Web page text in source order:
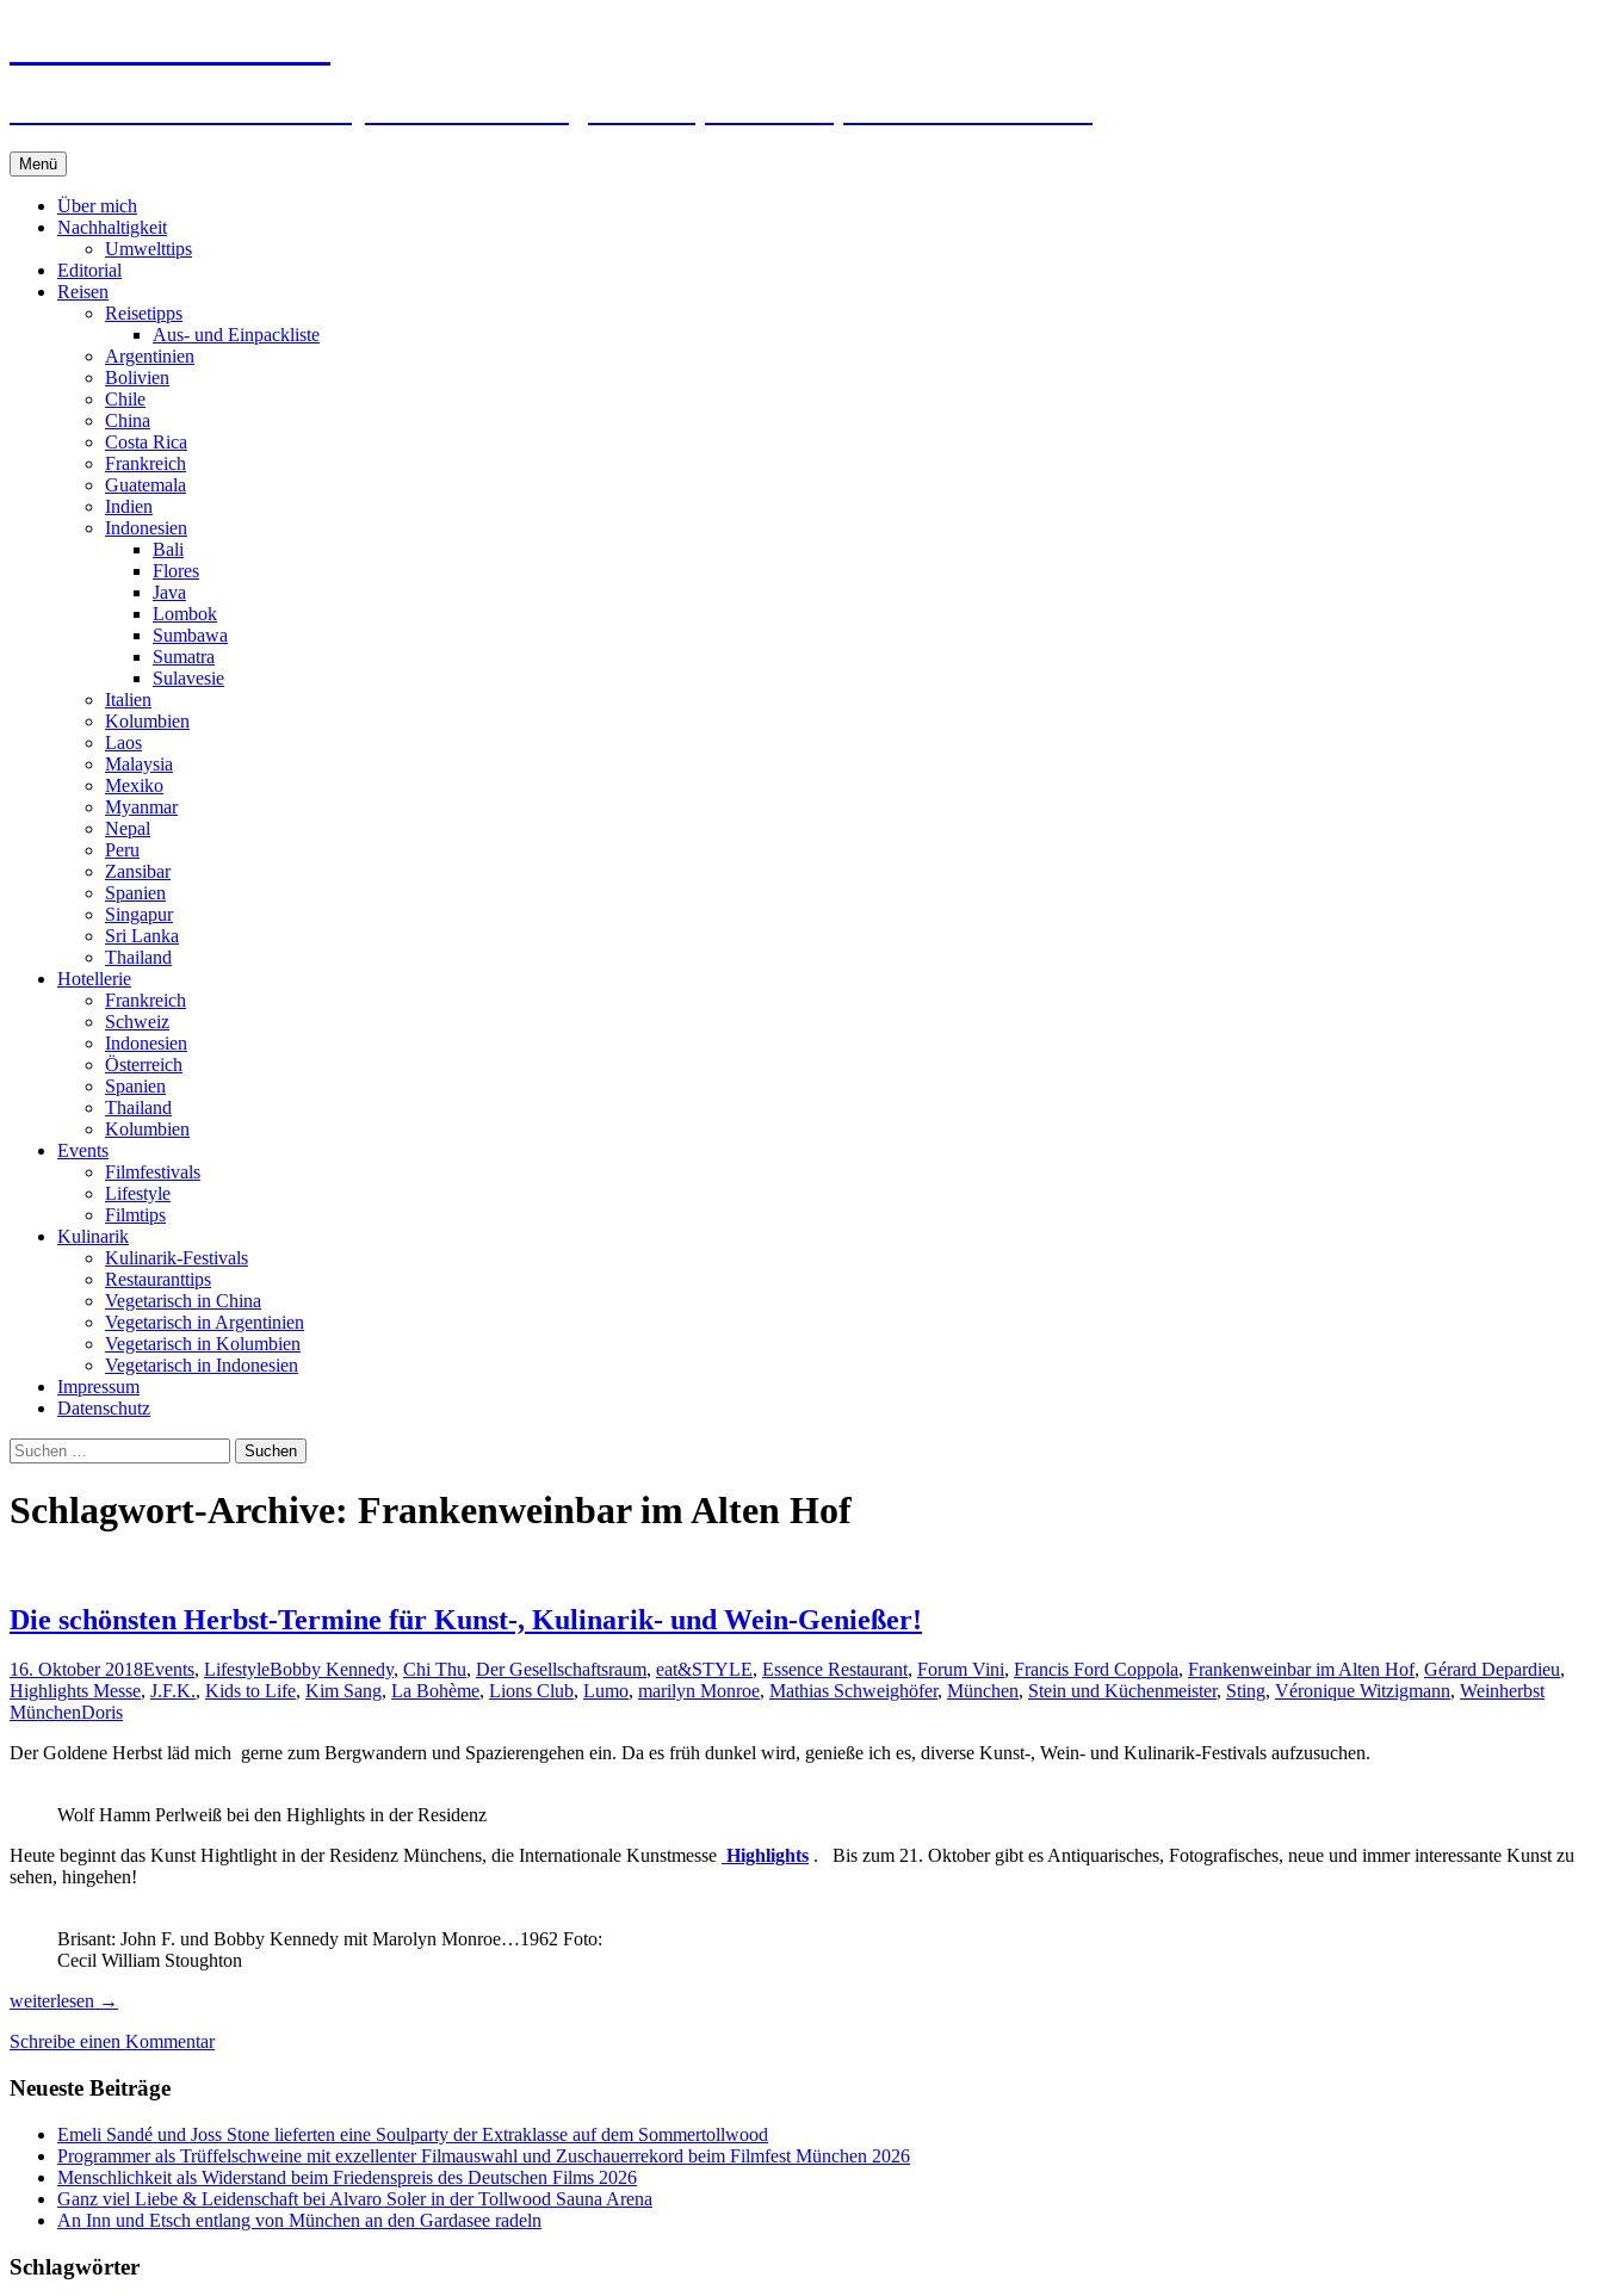
Menü Springe
zum
Inhalt
Über mich
Nachhaltigkeit
Umwelttips
Editorial
Reisen
Reisetipps
Aus- und Einpackliste
Argentinien
Bolivien
Chile
China
Costa Rica
Frankreich
Guatemala
Indien
Indonesien
Bali
Flores
Java
Lombok
Sumbawa
Sumatra
Sulavesie
Italien
Kolumbien
Laos
Malaysia
Mexiko
Myanmar
Nepal
Peru
Zansibar
Spanien
Singapur
Sri Lanka
Thailand
Hotellerie
Frankreich
Schweiz
Indonesien
Österreich
Spanien
Thailand
Kolumbien
Events
Filmfestivals
Lifestyle
Filmtips
Kulinarik
Kulinarik-Festivals
Restauranttips
Vegetarisch in China
Vegetarisch in Argentinien
Vegetarisch in Kolumbien
Vegetarisch in Indonesien
Impressum
Datenschutz
Suchen
nach:
Schlagwort-Archive: Frankenweinbar im Alten Hof
Die schönsten Herbst-Termine für Kunst-, Kulinarik- und Wein-Genießer!
16. Oktober 2018Events, LifestyleBobby Kennedy, Chi Thu, Der Gesellschaftsraum, eat&STYLE, Essence Restaurant, Forum Vini, Francis Ford Coppola, Frankenweinbar im Alten Hof, Gérard Depardieu,
Highlights Messe, J.F.K., Kids to Life, Kim Sang, La Bohème, Lions Club, Lumo, marilyn Monroe, Mathias Schweighöfer, München, Stein und Küchenmeister, Sting, Véronique Witzigmann, Weinherbst
MünchenDoris
Der Goldene Herbst läd mich gerne zum Bergwandern und Spazierengehen ein. Da es früh dunkel wird, genieße ich es, diverse Kunst-, Wein- und Kulinarik-Festivals aufzusuchen.
Wolf Hamm Perlweiß bei den Highlights in der Residenz
Heute beginnt das Kunst Hightlight in der Residenz Münchens, die Internationale Kunstmesse Highlights . Bis zum 21. Oktober gibt es Antiquarisches, Fotografisches, neue und immer interessante Kunst zu
sehen, hingehen!
Brisant: John F. und Bobby Kennedy mit Marolyn Monroe…1962 Foto:
Cecil William Stoughton
Die
Herbst-
für
Kulinarik-
Wein-
Genießer!
weiterlesen →
Schreibe einen Kommentar
Neueste Beiträge
Emeli Sandé und Joss Stone lieferten eine Soulparty der Extraklasse auf dem Sommertollwood
Programmer als Trüffelschweine mit exzellenter Filmauswahl und Zuschauerrekord beim Filmfest München 2026
Menschlichkeit als Widerstand beim Friedenspreis des Deutschen Films 2026
Ganz viel Liebe & Leidenschaft bei Alvaro Soler in der Tollwood Sauna Arena
An Inn und Etsch entlang von München an den Gardasee radeln
Schlagwörter